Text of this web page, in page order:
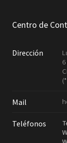
Centro de
Dirección
Mail
Teléfonos